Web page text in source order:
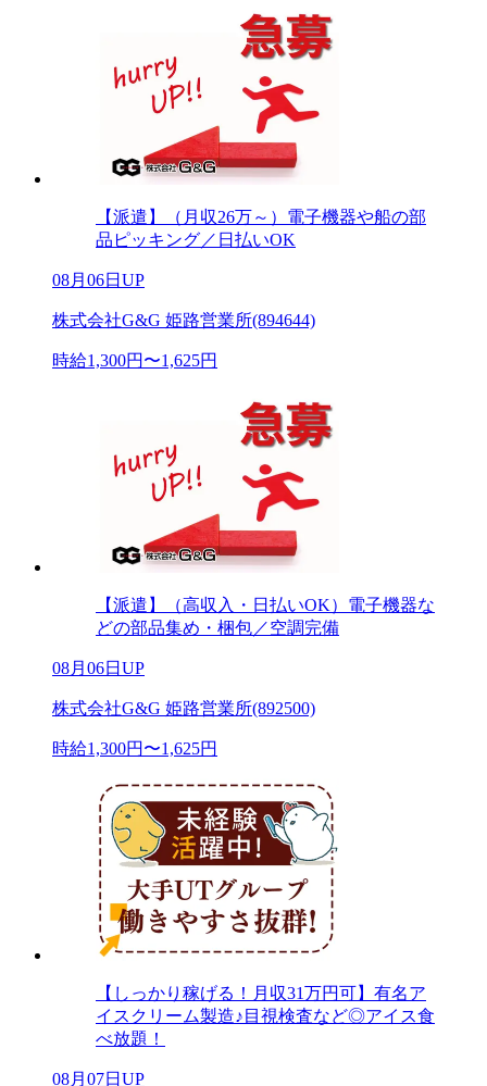
【派遣】（月収26万～）電子機器や船の部
品ピッキング／日払いOK
08月06日UP
株式会社G&G 姫路営業所(894644)
時給1,300円〜1,625円
【派遣】（高収入・日払いOK）電子機器な
どの部品集め・梱包／空調完備
08月06日UP
株式会社G&G 姫路営業所(892500)
時給1,300円〜1,625円
【しっかり稼げる！月収31万円可】有名ア
イスクリーム製造♪目視検査など◎アイス食
べ放題！
08月07日UP